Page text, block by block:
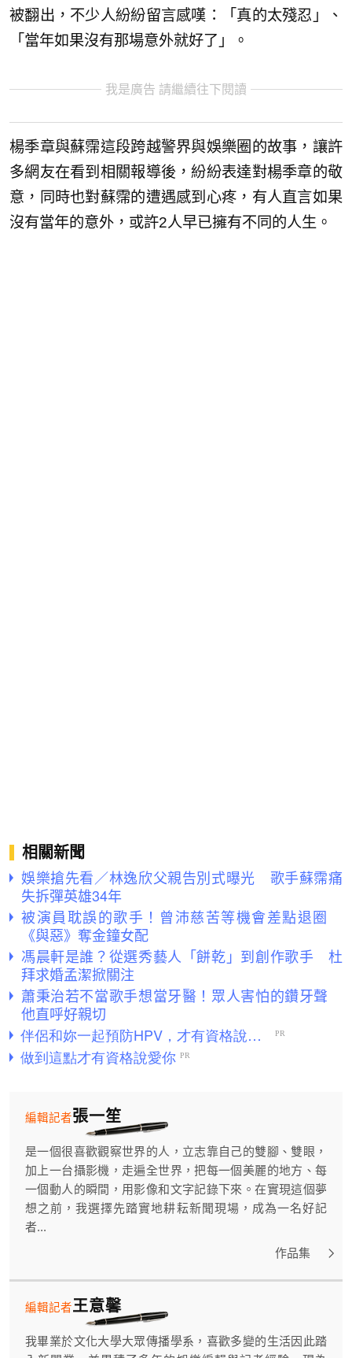
被翻出，不少人紛紛留言感嘆：「真的太殘忍」、
「當年如果沒有那場意外就好了」。
我是廣告 請繼續往下閱讀
楊季章與蘇霈這段跨越警界與娛樂圈的故事，讓許
多網友在看到相關報導後，紛紛表達對楊季章的敬
意，同時也對蘇霈的遭遇感到心疼，有人直言如果
沒有當年的意外，或許2人早已擁有不同的人生。
相關新聞
娛樂搶先看／林逸欣父親告別式曝光 歌手蘇霈痛
失拆彈英雄34年
被演員耽誤的歌手！曾沛慈苦等機會差點退圈
《與惡》奪金鐘女配
馮晨軒是誰？從選秀藝人「餅乾」到創作歌手 杜
拜求婚孟潔掀關注
蕭秉治若不當歌手想當牙醫！眾人害怕的鑽牙聲
他直呼好親切
張一笙
編輯記者
是一個很喜歡觀察世界的人，立志靠自己的雙腳、雙眼，
加上一台攝影機，走遍全世界，把每一個美麗的地方、每
一個動人的瞬間，用影像和文字記錄下來。在實現這個夢
想之前，我選擇先踏實地耕耘新聞現場，成為一名好記
者...
作品集
王意馨
編輯記者
我畢業於文化大學大眾傳播學系，喜歡多變的生活因此踏